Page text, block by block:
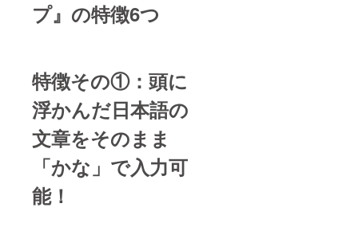
プ』 の特徴6つ
特徴その①：頭に
浮かんだ日本語の
文章をそのまま
「かな」で入力可
能！